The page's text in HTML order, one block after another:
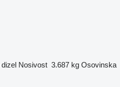
dizel Nosivost 3.687 kg Osovinska